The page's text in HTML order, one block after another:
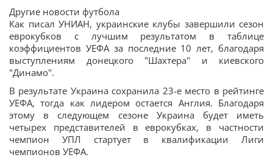
Другие новости футбола
Как писал УНИАН, украинские клубы завершили сезон
еврокубков с лучшим результатом в таблице
коэффициентов УЕФА за последние 10 лет, благодаря
выступлениям донецкого "Шахтера" и киевского
"Динамо".
В результате Украина сохранила 23-е место в рейтинге
УЕФА, тогда как лидером остается Англия. Благодаря
этому в следующем сезоне Украина будет иметь
четырех представителей в еврокубках, в частности
чемпион УПЛ стартует в квалификации Лиги
чемпионов УЕФА.